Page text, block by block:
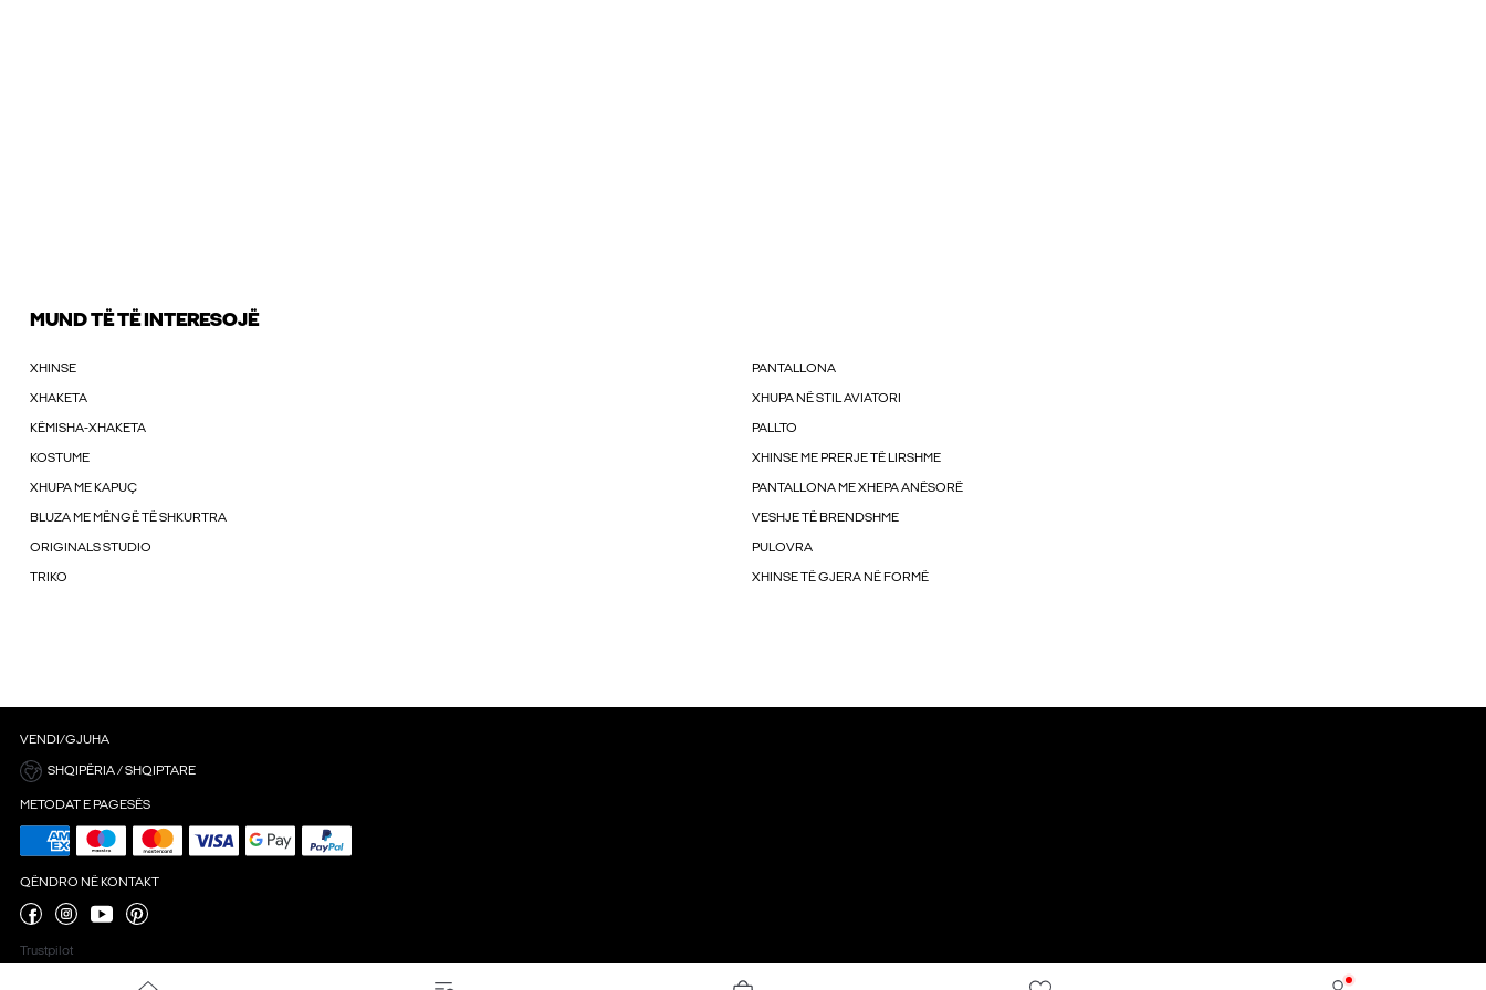
MUND TË TË INTERESOJË
XHINSE PANTALLONA
XHAKETA XHUPA NË STIL AVIATORI
KËMISHA-XHAKETA PALLTO
KOSTUME XHINSE ME PRERJE TË LIRSHME
XHUPA ME KAPUÇ PANTALLONA ME XHEPA ANËSORË
BLUZA ME MËNGË TË SHKURTRA VESHJE TË BRENDSHME
ORIGINALS STUDIO PULOVRA
TRIKO XHINSE TË GJERA NË FORMË
VENDI/GJUHA
SHQIPËRIA / SHQIPTARE
METODAT E PAGESËS
QËNDRO NË KONTAKT
Trustpilot